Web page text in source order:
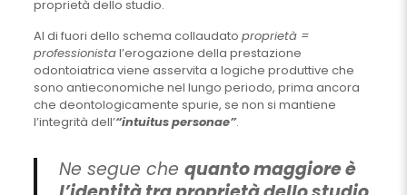
proprietà dello studio.
Al di fuori dello schema collaudato proprietà =
professionistal’erogazione della prestazione
odontoiatrica viene asservita a logiche produttive che
sono antieconomiche nel lungo periodo, prima ancora
che deontologicamente spurie, se non si mantiene
l’integrità dell’“intuitus personae”.
Ne segue che quanto maggiore è